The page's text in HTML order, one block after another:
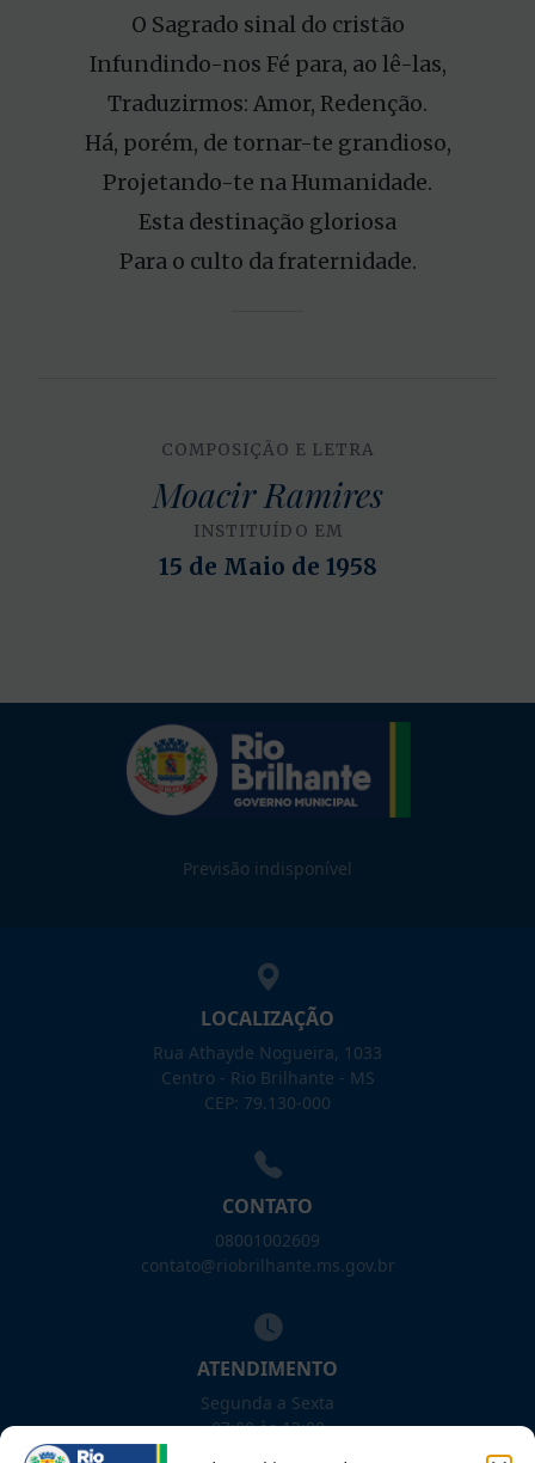
O Sagrado sinal do cristão
Infundindo-nos Fé para, ao lê-las,
Traduzirmos: Amor, Redenção.
Há, porém, de tornar-te grandioso,
Projetando-te na Humanidade.
Esta destinação gloriosa
Para o culto da fraternidade.
COMPOSIÇÃO E LETRA
Moacir Ramires
INSTITUÍDO EM
15 de Maio de 1958
Previsão indisponível
LOCALIZAÇÃO
Rua Athayde Nogueira, 1033
Centro - Rio Brilhante - MS
CEP: 79.130-000
CONTATO
08001002609
contato@riobrilhante.ms.gov.br
ATENDIMENTO
Segunda a Sexta
07:00 às 13:00